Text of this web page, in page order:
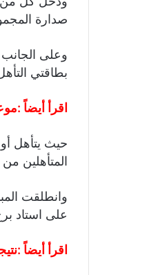
صدارة
وعلى
بطاقتي
اقرأ أيضاً :
حيث يتأهل
المتأهلين
وانطلقت
على استاد
اقرأ أيضاً :